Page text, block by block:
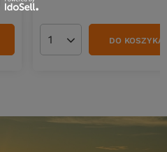
Ilość produktówDO KOSZYKA